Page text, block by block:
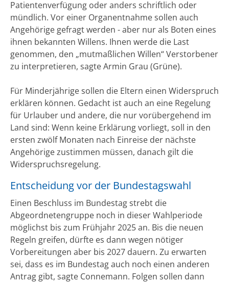
Patientenverfügung oder anders schriftlich oder
mündlich. Vor einer Organentnahme sollen auch
Angehörige gefragt werden - aber nur als Boten eines
ihnen bekannten Willens. Ihnen werde die Last
genommen, den „mutmaßlichen Willen“ Verstorbener
zu interpretieren, sagte Armin Grau (Grüne).
Für Minderjährige sollen die Eltern einen Widerspruch
erklären können. Gedacht ist auch an eine Regelung
für Urlauber und andere, die nur vorübergehend im
Land sind: Wenn keine Erklärung vorliegt, soll in den
ersten zwölf Monaten nach Einreise der nächste
Angehörige zustimmen müssen, danach gilt die
Widerspruchsregelung.
Entscheidung vor der Bundestagswahl
Einen Beschluss im Bundestag strebt die
Abgeordnetengruppe noch in dieser Wahlperiode
möglichst bis zum Frühjahr 2025 an. Bis die neuen
Regeln greifen, dürfte es dann wegen nötiger
Vorbereitungen aber bis 2027 dauern. Zu erwarten
sei, dass es im Bundestag auch noch einen anderen
Antrag gibt, sagte Connemann. Folgen sollen dann